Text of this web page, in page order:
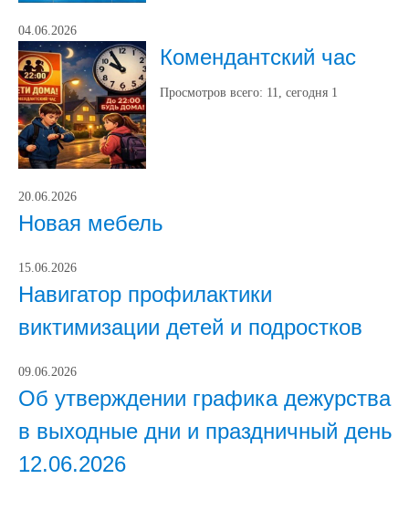
04.06.2026
Комендантский час
Просмотров всего: 11, сегодня 1
20.06.2026
Новая мебель
15.06.2026
Навигатор профилактики
виктимизации детей и подростков
09.06.2026
Об утверждении графика дежурства
в выходные дни и праздничный день
12.06.2026